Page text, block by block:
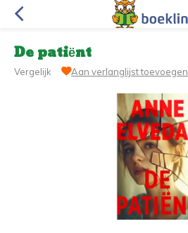
De patiënt
Vergelijk Aan verlanglijst toevoegen